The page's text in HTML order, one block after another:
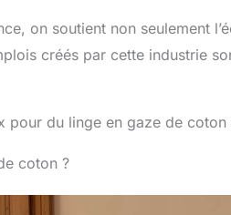
on soutient non seulement
créés par cette industrie
pour du linge en gaze de
coton ?